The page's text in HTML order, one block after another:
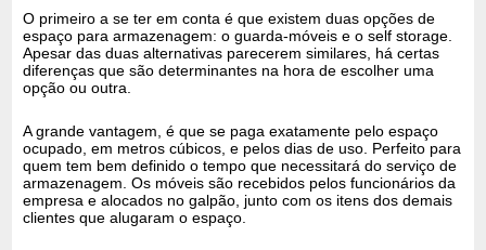
O primeiro a se ter em conta é que existem duas opções de
espaço para armazenagem: o guarda-móveis e o self storage.
Apesar das duas alternativas parecerem similares, há certas
diferenças que são determinantes na hora de escolher uma
opção ou outra.
A grande vantagem, é que se paga exatamente pelo espaço
ocupado, em metros cúbicos, e pelos dias de uso. Perfeito para
quem tem bem definido o tempo que necessitará do serviço de
armazenagem. Os móveis são recebidos pelos funcionários da
empresa e alocados no galpão, junto com os itens dos demais
clientes que alugaram o espaço.